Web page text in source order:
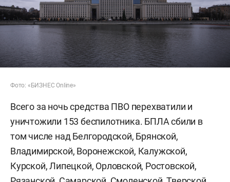
Фото: «БИЗНЕС Online»
Всего за ночь средства ПВО перехватили и
уничтожили 153 беспилотника. БПЛА сбили в
том числе над Белгородской, Брянской,
Владимирской, Воронежской, Калужской,
Курской, Липецкой, Орловской, Ростовской,